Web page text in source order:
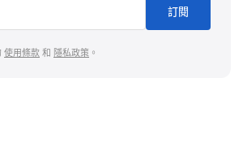
於今年春季推出 ANTA 首雙簽名
Mutombo 因腦癌逝世享年 58
訂閱
使用條款和 隱私政策 。